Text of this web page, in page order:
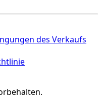
des Verkaufs